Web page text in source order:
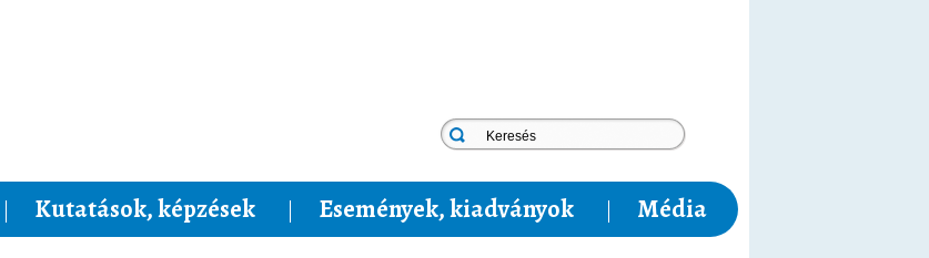
Kutatások, képzések Események, kiadványok Média